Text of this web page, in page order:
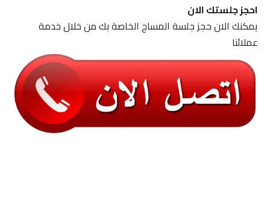
احجز جلستك الان
يمكنك الان حجز جلسة المساج الخاصة بك من خلال خدمة
عملائنا